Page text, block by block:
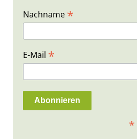
Nachname *
E-Mail *
*